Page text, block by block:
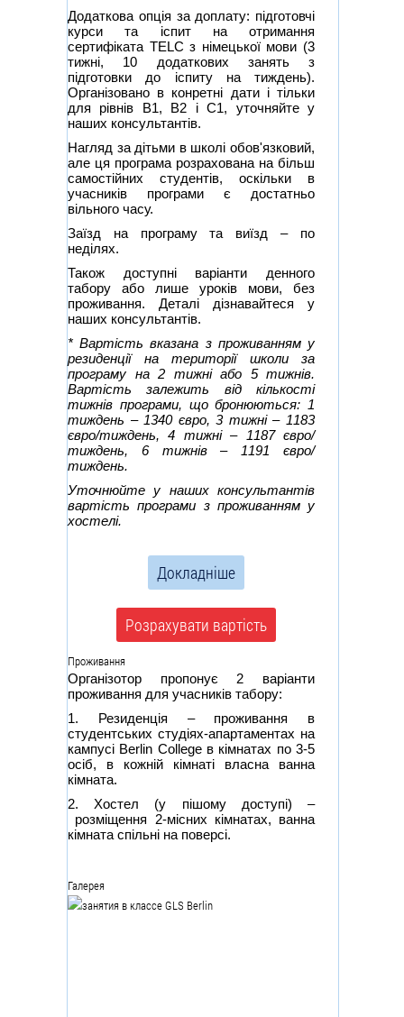
Додаткова опція за доплату: підготовчі
курси та іспит на отримання
сертифіката TELC з німецької мови (3
тижні, 10 додаткових занять з
підготовки до іспиту на тиждень).
Організовано в конретні дати і тільки
для рівнів В1, В2 і С1, уточняйте у
наших консультантів.
Нагляд за дітьми в школі обов'язковий,
але ця програма розрахована на більш
самостійних студентів, оскільки в
учасників програми є достатньо
вільного часу.
Заїзд на програму та виїзд – по
неділях.
Також доступні варіанти денного
табору або лише уроків мови, без
проживання. Деталі дізнавайтеся у
наших консультантів.
* Вартість вказана з проживанням у
резиденції на території школи за
програму на 2 тижні або 5 тижнів.
Вартість залежить від кількості
тижнів програми, що бронюються: 1
тиждень – 1340 євро, 3 тижні – 1183
євро/тиждень, 4 тижні – 1187 євро/
тиждень, 6 тижнів – 1191 євро/
тиждень.
Уточнюйте у наших консультантів
вартість програми з проживанням у
хостелі.
Докладніше
Розрахувати вартість
Проживання
Організотор пропонує 2 варіанти
проживання для учасників табору:
1. Резиденція – проживання в
студентських студіях-апартаментах на
кампусі Berlin College в кімнатах по 3-5
осіб, в кожній кімнаті власна ванна
кімната.
2. Хостел (у пішому доступі) –
розміщення 2-місних кімнатах, ванна
кімната спільні на поверсі.
Галерея